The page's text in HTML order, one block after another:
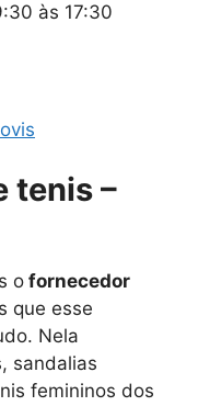
às 17:30
tenis –
o fornecedor
que esse
Nela
sandalias
femininos dos